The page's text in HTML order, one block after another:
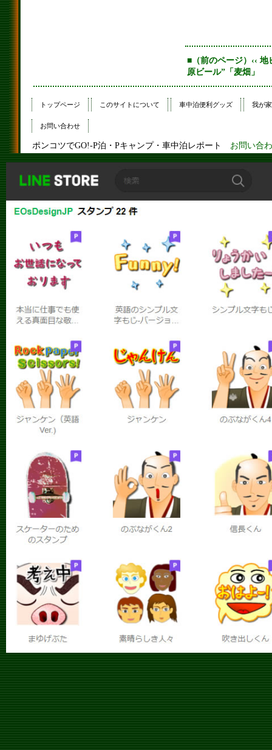
■（前のページ）‹‹
原ビール”「麦畑」
トップページ このサイトについて 車中泊便利グッズ 我が
お問い合わせ
ポンコツでGO!-P泊・Pキャンプ・車中泊レポート お問い合